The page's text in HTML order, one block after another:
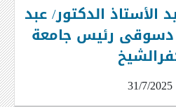
الأستاذ الدكتور/ عبد
دسوقى رئيس جامعة
31/7/2025